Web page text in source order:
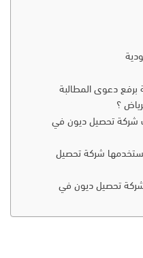
دعوى المطالبة
؟
شركة تحصيل ديون في
تستخدمها شركة تحصيل
شركة تحصيل ديون في